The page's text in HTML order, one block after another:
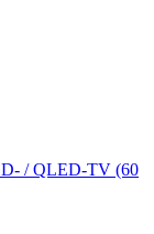
/ QLED-TV (60